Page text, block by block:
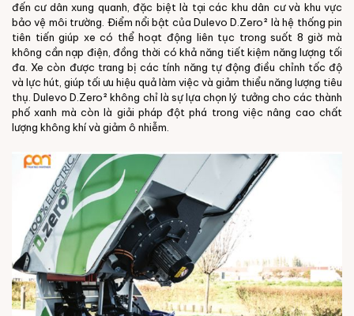
đến cư dân xung quanh, đặc biệt là tại các khu dân cư và khu vực
bảo vệ môi trường. Điểm nổi bật của Dulevo D.Zero² là hệ thống pin
tiên tiến giúp xe có thể hoạt động liên tục trong suốt 8 giờ mà
không cần nạp điện, đồng thời có khả năng tiết kiệm năng lượng tối
đa. Xe còn được trang bị các tính năng tự động điều chỉnh tốc độ
và lực hút, giúp tối ưu hiệu quả làm việc và giảm thiểu năng lượng tiêu
thụ. Dulevo D.Zero² không chỉ là sự lựa chọn lý tưởng cho các thành
phố xanh mà còn là giải pháp đột phá trong việc nâng cao chất
lượng không khí và giảm ô nhiễm.